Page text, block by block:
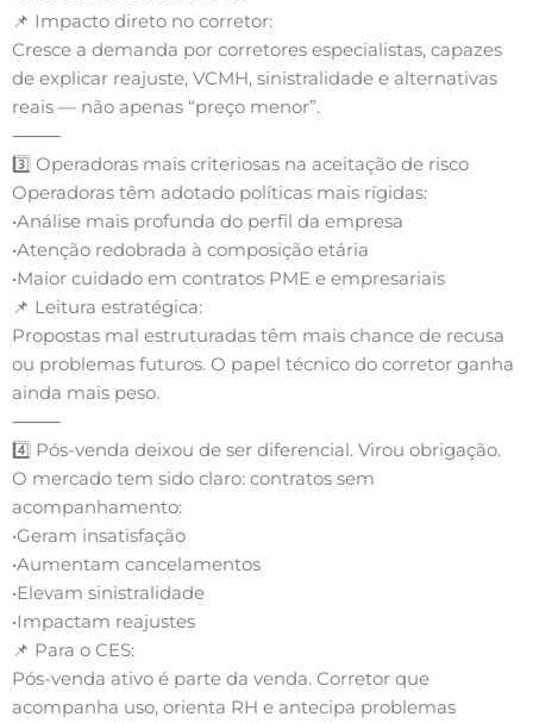
📌 Impacto direto no corretor:
Cresce a demanda por corretores especialistas, capazes
de explicar reajuste, VCMH, sinistralidade e alternativas
reais — não apenas “preço menor”.
⸻
3️⃣ Operadoras mais criteriosas na aceitação de risco
Operadoras têm adotado políticas mais rígidas:
•Análise mais profunda do perfil da empresa
•Atenção redobrada à composição etária
•Maior cuidado em contratos PME e empresariais
📌 Leitura estratégica:
Propostas mal estruturadas têm mais chance de recusa
ou problemas futuros. O papel técnico do corretor ganha
ainda mais peso.
⸻
4️⃣ Pós-venda deixou de ser diferencial. Virou obrigação.
O mercado tem sido claro: contratos sem
acompanhamento:
•Geram insatisfação
•Aumentam cancelamentos
•Elevam sinistralidade
•Impactam reajustes
📌 Para o CES:
Pós-venda ativo é parte da venda. Corretor que
acompanha uso, orienta RH e antecipa problemas